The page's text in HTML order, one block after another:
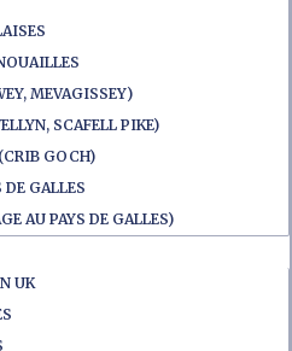
MEVAGISSEY)
SCAFELL PIKE)
GOCH)
DE GALLES
AU PAYS DE GALLES)
UK